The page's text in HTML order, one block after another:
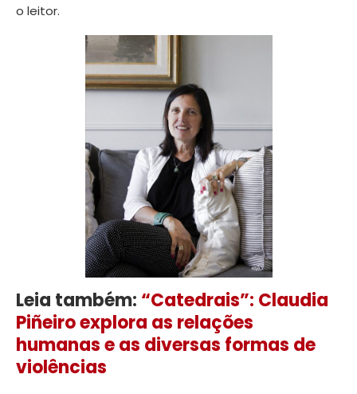
o leitor.
Leia também: “Catedrais”: Claudia
Piñeiro explora as relações
humanas e as diversas formas de
violências